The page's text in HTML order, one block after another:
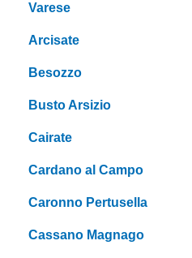
Varese
Arcisate
Besozzo
Busto Arsizio
Cairate
Cardano al Campo
Caronno Pertusella
Cassano Magnago